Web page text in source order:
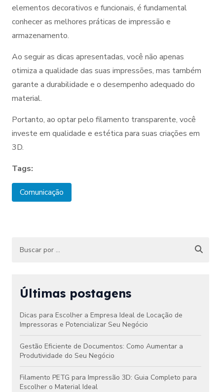
elementos decorativos e funcionais, é fundamental
conhecer as melhores práticas de impressão e
armazenamento.
Ao seguir as dicas apresentadas, você não apenas
otimiza a qualidade das suas impressões, mas também
garante a durabilidade e o desempenho adequado do
material.
Portanto, ao optar pelo filamento transparente, você
investe em qualidade e estética para suas criações em
3D.
Tags:
Comunicação
Últimas postagens
Dicas para Escolher a Empresa Ideal de Locação de
Impressoras e Potencializar Seu Negócio
Gestão Eficiente de Documentos: Como Aumentar a
Produtividade do Seu Negócio
Filamento PETG para Impressão 3D: Guia Completo para
Escolher o Material Ideal